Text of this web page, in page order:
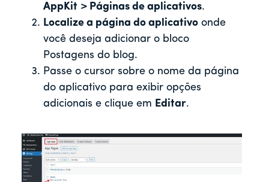
AppKit > Páginas de aplicativos.
Localize a página do aplicativo onde
você deseja adicionar o bloco
Postagens do blog.
Passe o cursor sobre o nome da página
do aplicativo para exibir opções
adicionais e clique em Editar.